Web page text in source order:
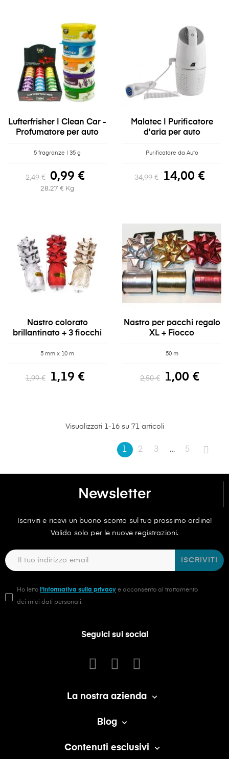
Lufterfrisher | Clean Car -
Profumatore per auto
5 fragranze | 35 g
2,49 € 0,99 €
28,27 € Kg
Malatec | Purificatore
d'aria per auto
Purificatore da Auto
34,99 € 14,00 €
Nastro colorato
brillantinato + 3 fiocchi
5 mm x 10 m
1,99 € 1,19 €
Nastro per pacchi regalo
XL + Fiocco
50 m
2,50 € 1,00 €
Visualizzati 1-16 su 71 articoli
1 2 3 … 5
Newsletter
Iscriviti e ricevi un buono sconto sul tuo prossimo ordine!
Valido solo per le nuove registrazioni.
ISCRIVITI
Ho letto l'informativa sulla privacy e acconsento al trattamento
dei miei dati personali.
Seguici sui social
La nostra azienda 
Blog 
Contenuti esclusivi 